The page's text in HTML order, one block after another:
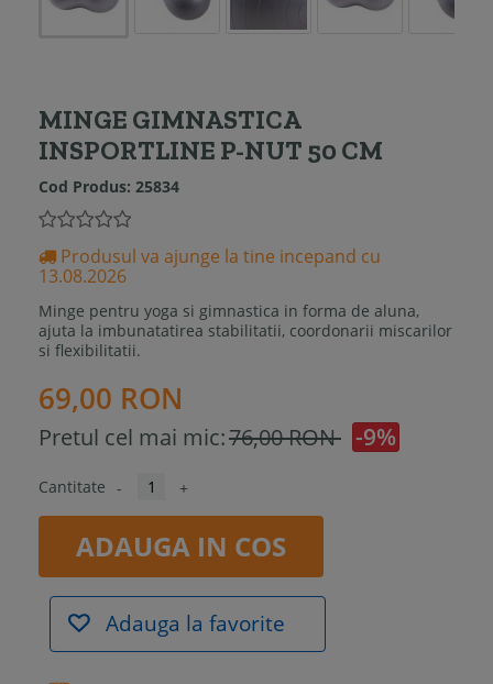
MINGE GIMNASTICA
INSPORTLINE P-NUT 50 CM
Cod Produs: 25834
Produsul va ajunge la tine incepand cu
13.08.2026
Minge pentru yoga si gimnastica in forma de aluna,
ajuta la imbunatatirea stabilitatii, coordonarii miscarilor
si flexibilitatii.
69,00 RON
Pretul cel mai mic:76,00 RON -9%
Cantitate - +
ADAUGA IN COS
Adauga la favorite